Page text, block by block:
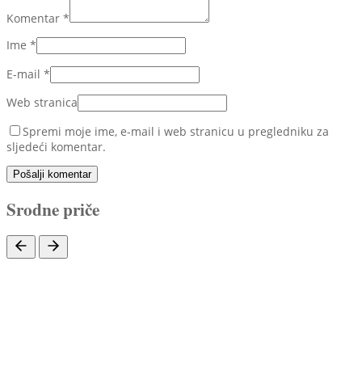
Komentar *
Ime *
E-mail *
Web stranica
Spremi moje ime, e-mail i web stranicu u pregledniku za
sljedeći komentar.
Pošalji komentar
Srodne priče